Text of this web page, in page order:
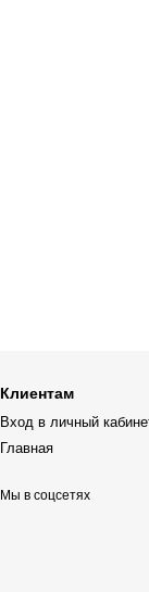
Клиентам
Вход в личный
Главная
Мы в соцсетях